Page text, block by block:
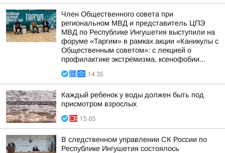
Член Общественного совета при
региональном МВД и представитель ЦПЭ
МВД по Республике Ингушетия выступили на
форуме «Таргим» в рамках акции «Каникулы с
Общественным советом»: с лекцией о
профилактике экстремизма, ксенофобии...
14:35
Каждый ребенок у воды должен быть под
присмотром взрослых
15:03
В следственном управлении СК России по
Республике Ингушетия состоялось